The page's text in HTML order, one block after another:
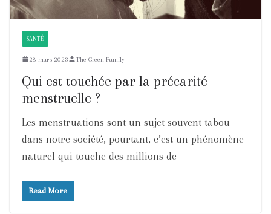
SANTÉ
28 mars 2023 The Green Family
Qui est touchée par la précarité
menstruelle ?
Les menstruations sont un sujet souvent tabou
dans notre société, pourtant, c’est un phénomène
naturel qui touche des millions de
Read More